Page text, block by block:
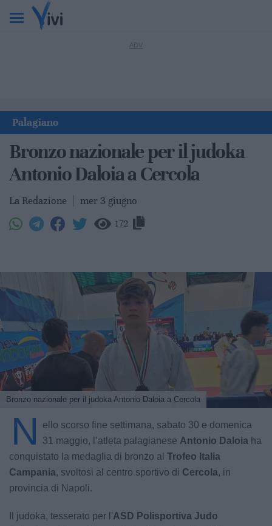
Palagiano
Bronzo nazionale per il judoka
Antonio Daloia a Cercola
La Redazione mer 3 giugno
172
Bronzo nazionale per il judoka Antonio Daloia a Cercola
N
ello scorso fine settimana, sabato 30 e domenica
31 maggio, l’atleta palagianese Antonio Daloia ha
conquistato la medaglia di bronzo al Trofeo Italia
Campania, svoltosi al centro sportivo di Cercola, in
provincia di Napoli.
Il judoka, tesserato per l'ASD Polisportiva Judo